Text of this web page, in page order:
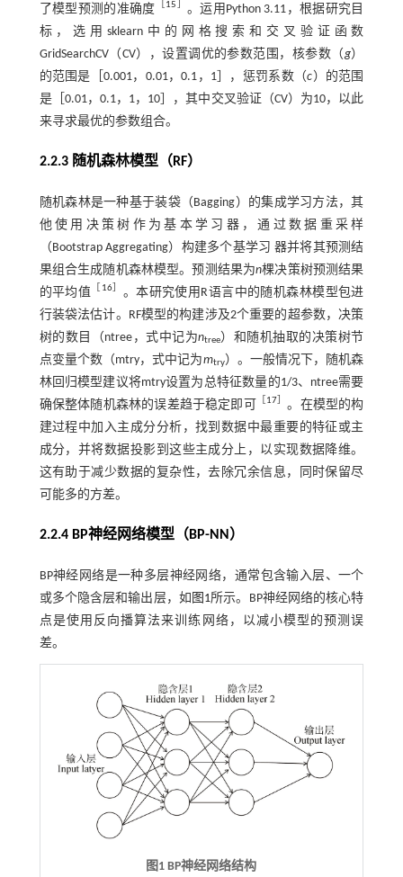
了模型预测的准确度 ［15］ 。运用Python 3.11，根据研究目
标，选用sklearn中的网格搜索和交叉验证函数
GridSearchCV（CV），设置调优的参数范围，核参数（g）
的范围是［0.001，0.01，0.1，1］，惩罚系数（c）的范围
是［0.01，0.1，1，10］，其中交叉验证（CV）为10，以此
来寻求最优的参数组合。
2.2.3 随机森林模型（RF）
随机森林是一种基于装袋（Bagging）的集成学习方法，其
他使用决策树作为基本学习器，通过数据重采样
（Bootstrap Aggregating）构建多个基学习 器并将其预测结
果组合生成随机森林模型。预测结果为n棵决策树预测结果
的平均值
［ 16］ 。本研究使用R语言中的随机森林模型包进
行装袋法估计。RF模型的构建涉及2个重要的超参数，决策
树的数目（ntree，式中记为ntree）和随机抽取的决策树节
点变量个数（mtry，式中记为mtry）。一般情况下，随机森
林回归模型建议将mtry设置为总特征数量的1/3、ntree需要
确保整体随机森林的误差趋于稳定即可 ［17］ 。在模型的构
建过程中加入主成分分析，找到数据中最重要的特征或主
成分，并将数据投影到这些主成分上，以实现数据降维。
这有助于减少数据的复杂性，去除冗余信息，同时保留尽
可能多的方差。
2.2.4 BP神经网络模型（BP-NN）
BP神经网络是一种多层神经网络，通常包含输入层、一个
或多个隐含层和输出层，如 图1所示。BP神经网络的核心特
点是使用反向播算法来训练网络，以减小模型的预测误
差。
图1 BP神经网络结构